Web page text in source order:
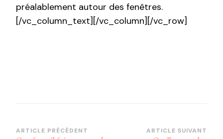
préalablement autour des fenêtres.
[/vc_column_text][/vc_column][/vc_row]
Navigation
ARTICLE PRÉCÉDENT
ARTICLE SUIVANT